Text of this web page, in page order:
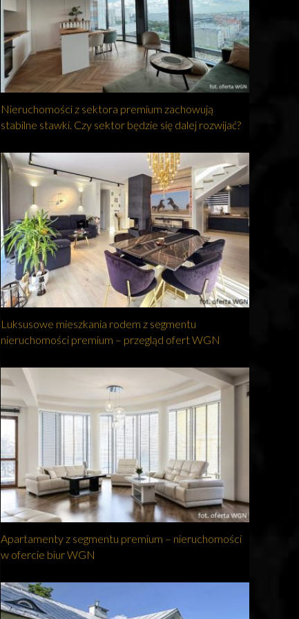
Nieruchomości z sektora premium zachowują
stabilne stawki. Czy sektor będzie się dalej rozwijać?
Luksusowe mieszkania rodem z segmentu
nieruchomości premium – przegląd ofert WGN
Apartamenty z segmentu premium – nieruchomości
w ofercie biur WGN